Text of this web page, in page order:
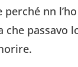
perché nn
che passavo